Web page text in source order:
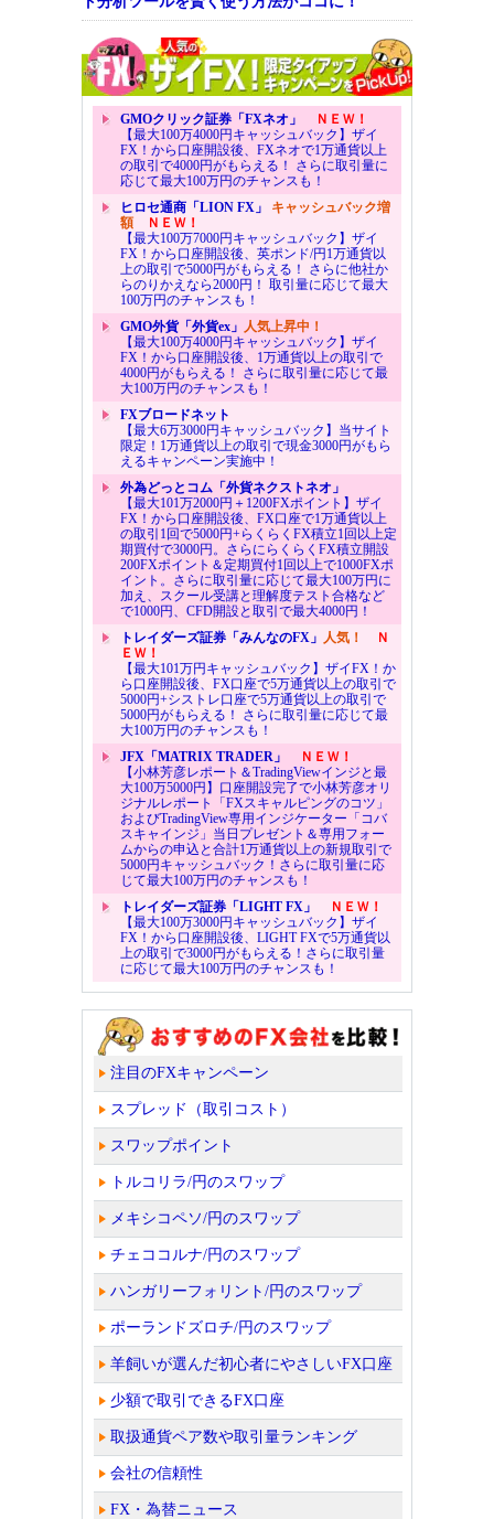
GMOクリック証券「FXネオ」
ＮＥＷ！
【最大100万4000円キャッシュバック】ザイ
FX！から口座開設後、FXネオで1万通貨以上
の取引で4000円がもらえる！ さらに取引量に
応じて最大100万円のチャンスも！
ヒロセ通商「LION FX」 キャッシュバック増
額ＮＥＷ！
【最大100万7000円キャッシュバック】ザイ
FX！から口座開設後、英ポンド/円1万通貨以
上の取引で5000円がもらえる！ さらに他社か
らのりかえなら2000円！ 取引量に応じて最大
100万円のチャンスも！
GMO外貨「外貨ex」 人気上昇中！
【最大100万4000円キャッシュバック】ザイ
FX！から口座開設後、1万通貨以上の取引で
4000円がもらえる！ さらに取引量に応じて最
大100万円のチャンスも！
FXブロードネット
【最大6万3000円キャッシュバック】当サイト
限定！1万通貨以上の取引で現金3000円がもら
えるキャンペーン実施中！
外為どっとコム「外貨ネクストネオ」
【最大101万2000円＋1200FXポイント】ザイ
FX！から口座開設後、FX口座で1万通貨以上
の取引1回で5000円+らくらくFX積立1回以上定
期買付で3000円。さらにらくらくFX積立開設
200FXポイント＆定期買付1回以上で1000FXポ
イント。さらに取引量に応じて最大100万円に
加え、スクール受講と理解度テスト合格など
で1000円、CFD開設と取引で最大4000円！
トレイダーズ証券「みんなのFX」 人気！
Ｎ
ＥＷ！
【最大101万円キャッシュバック】ザイFX！か
ら口座開設後、FX口座で5万通貨以上の取引で
5000円+シストレ口座で5万通貨以上の取引で
5000円がもらえる！ さらに取引量に応じて最
大100万円のチャンスも！
JFX「MATRIX TRADER」
ＮＥＷ！
【小林芳彦レポート＆TradingViewインジと最
大100万5000円】口座開設完了で小林芳彦オリ
ジナルレポート「FXスキャルピングのコツ」
およびTradingView専用インジケーター「コバ
スキャインジ」当日プレゼント＆専用フォー
ムからの申込と合計1万通貨以上の新規取引で
5000円キャッシュバック！さらに取引量に応
じて最大100万円のチャンスも！
トレイダーズ証券「LIGHT FX」
ＮＥＷ！
【最大100万3000円キャッシュバック】ザイ
FX！から口座開設後、LIGHT FXで5万通貨以
上の取引で3000円がもらえる！さらに取引量
に応じて最大100万円のチャンスも！
注目のFXキャンペーン
スプレッド（取引コスト）
スワップポイント
トルコリラ/円のスワップ
メキシコペソ/円のスワップ
チェココルナ/円のスワップ
ハンガリーフォリント/円のスワップ
ポーランドズロチ/円のスワップ
羊飼いが選んだ初心者にやさしいFX口座
少額で取引できるFX口座
取扱通貨ペア数や取引量ランキング
会社の信頼性
FX・為替ニュース